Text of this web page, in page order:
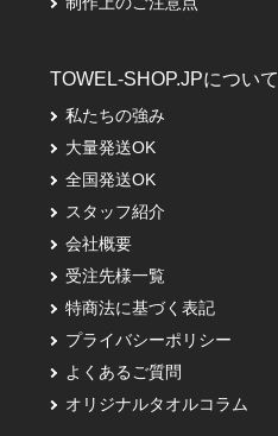
TOWEL-SHOP.JPについて
私たちの強み
大量発送OK
全国発送OK
スタッフ紹介
会社概要
受注先様一覧
特商法に基づく表記
プライバシーポリシー
よくあるご質問
オリジナルタオルコラム